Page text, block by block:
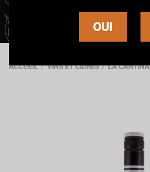
ACCUEIL VINS ET CIDRES LA CANTINA
OUI